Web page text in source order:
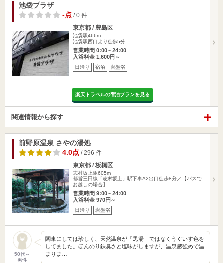
池袋プラザ
-点 / 0 件
東京都 / 豊島区
池袋駅466m
池袋駅西口より徒歩5分
営業時間 0:00～24:00
入浴料金 1,600円～
日帰り 宿泊 岩盤浴
楽天トラベルの宿泊プランを見る
関連情報から探す
前野原温泉 さやの湯処
4.0点 / 296 件
東京都 / 板橋区
志村坂上駅605m
都営三田線「志村坂上」駅下車A2出口徒歩8分／【バスで
お越しの場合】…
営業時間 9:00～24:00
入浴料金 970円～
日帰り 岩盤浴
50代～
男性
関東にしては珍しく、天然温泉が「黒湯」ではなくうぐいす色を
してました。ほんのり鉄臭さと塩味がしますが、温泉感強めで温
まりま…